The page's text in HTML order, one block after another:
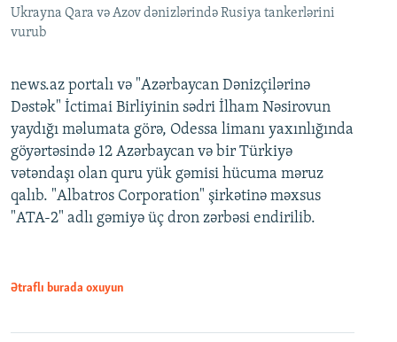
Ukrayna Qara və Azov dənizlərində Rusiya tankerlərini
vurub
news.az portalı və "Azərbaycan Dənizçilərinə
Dəstək" İctimai Birliyinin sədri İlham Nəsirovun
yaydığı məlumata görə, Odessa limanı yaxınlığında
göyərtəsində 12 Azərbaycan və bir Türkiyə
vətəndaşı olan quru yük gəmisi hücuma məruz
qalıb. "Albatros Corporation" şirkətinə məxsus
"ATA-2" adlı gəmiyə üç dron zərbəsi endirilib.
Ətraflı burada oxuyun